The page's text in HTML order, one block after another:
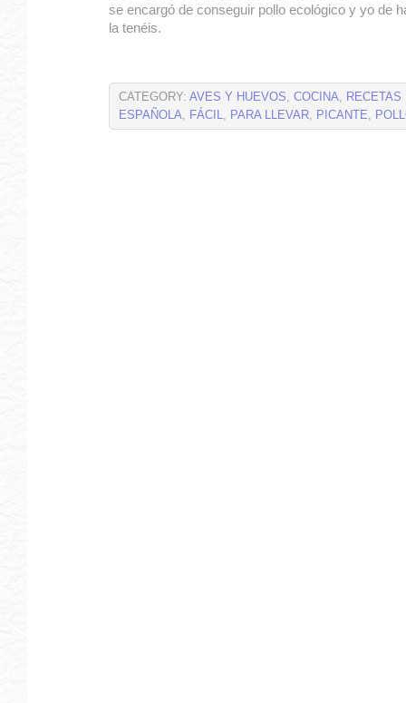
se encargó de conseguir pollo ecológico y yo de
la tenéis.
CATEGORY: AVES Y HUEVOS, COCINA, RECETAS
ESPAÑOLA, FÁCIL, PARA LLEVAR, PICANTE,